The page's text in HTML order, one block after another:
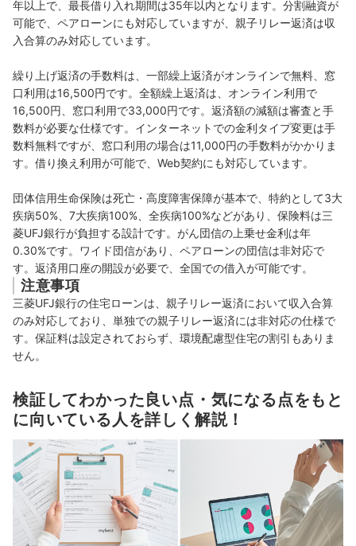
年以上で、最長借り入れ期間は35年以内となります。分割融資が
可能で、ペアローンにも対応していますが、親子リレー返済は収
入合算のみ対応しています。
繰り上げ返済の手数料は、一部繰上返済がオンラインで無料、窓
口利用は16,500円です。全額繰上返済は、オンライン利用で
16,500円、窓口利用で33,000円です。返済額の減額は審査と手
数料が必要な仕様です。インターネットでの金利タイプ変更は手
数料無料ですが、窓口利用の場合は11,000円の手数料がかかりま
す。借り換え利用が可能で、Web契約にも対応しています。
団体信用生命保険は死亡・高度障害保障が基本で、特約として3大
疾病50%、7大疾病100%、全疾病100%などがあり、保険料は三
菱UFJ銀行が負担する設計です。がん団信の上乗せ金利は年
0.30%です。ワイド団信があり、ペアローンの団信は非対応で
す。返済用口座の開設が必要で、全国での借入が可能です。
注意事項
三菱UFJ銀行の住宅ローンは、親子リレー返済において収入合算
のみ対応しており、単独での親子リレー返済には非対応の仕様で
す。保証料は設定されておらず、環境配慮型住宅の割引もありま
せん。
検証してわかった良い点・気になる点をもと
に向いている人を詳しく解説！